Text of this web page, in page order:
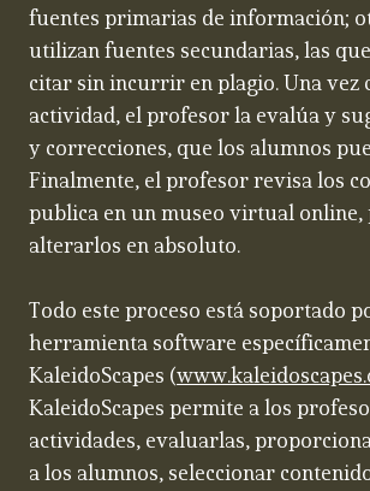
fuentes primarias de información;
utilizan fuentes secundarias, las
citar sin incurrir en plagio. Una vez
actividad, el profesor la evalúa y
y correcciones, que los alumnos
Finalmente, el profesor revisa los
publica en un museo virtual online,
alterarlos en absoluto.
Todo este proceso está soportado
herramienta software
KaleidoScapes (
KaleidoScapes permite a los
actividades, evaluarlas,
a los alumnos, seleccionar